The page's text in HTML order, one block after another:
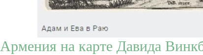
Армения на карте Давида